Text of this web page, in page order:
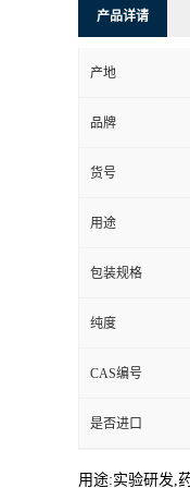
产品详请
产地
品牌
货号
用途
包装规格
纯度
CAS编号
是否进口
用途:实验研发,